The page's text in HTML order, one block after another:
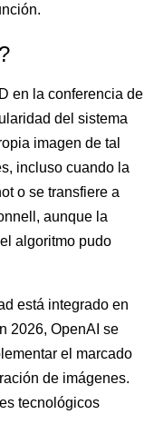
en la conferencia de
del sistema
imagen de tal
incluso cuando la
o se transfiere a
aunque la
algoritmo pudo
está integrado en
2026, OpenAI se
el marcado
de imágenes.
tecnológicos